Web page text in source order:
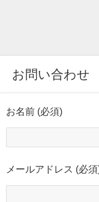
お問い合わせ
お名前 (必須)
メールアドレス (必